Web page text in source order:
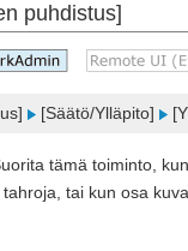
puhdistus]
[Säätö/Ylläpito]
tämä toiminto,
tai kun osa